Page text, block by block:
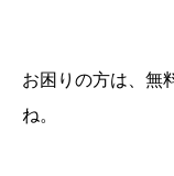
お困りの方は、無
ね。